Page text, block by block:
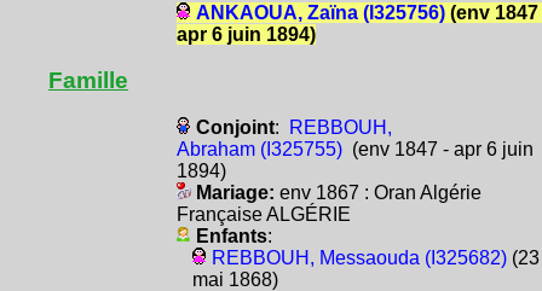
ANKAOUA, Zaïna (I325756)(env 1847
apr 6 juin 1894)
Famille
Conjoint:
REBBOUH,
Abraham (I325755)(env 1847 - apr 6 juin
1894)
Mariage: env 1867 : Oran Algérie
Française ALGÉRIE
Enfants:
REBBOUH, Messaouda (I325682)(23
mai 1868)